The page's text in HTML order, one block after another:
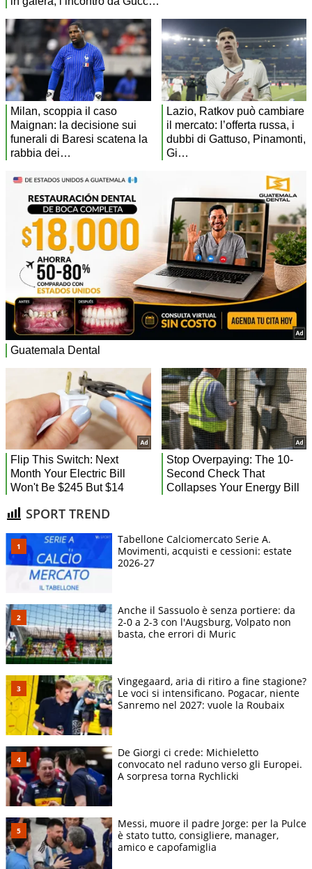
SPORT TREND
Tabellone Calciomercato Serie A.
Movimenti, acquisti e cessioni: estate
2026-27
Anche il Sassuolo è senza portiere: da
2-0 a 2-3 con l'Augsburg, Volpato non
basta, che errori di Muric
Vingegaard, aria di ritiro a fine stagione?
Le voci si intensificano. Pogacar, niente
Sanremo nel 2027: vuole la Roubaix
De Giorgi ci crede: Michieletto
convocato nel raduno verso gli Europei.
A sorpresa torna Rychlicki
Messi, muore il padre Jorge: per la Pulce
è stato tutto, consigliere, manager,
amico e capofamiglia